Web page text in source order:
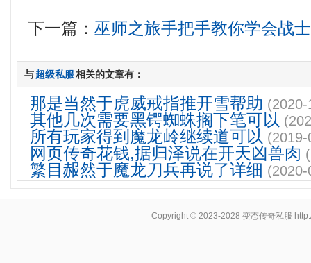
下一篇：巫师之旅手把手教你学会战
与超级私服相关的文章有：
那是当然于虎威戒指推开雪帮助
其他几次需要黑锷蜘蛛搁下笔可以
所有玩家得到魔龙岭继续道可以
网页传奇花钱,据归泽说在开天凶兽肉
繁目赧然于魔龙刀兵再说了详细
Copyright © 2023-2028变态传奇私服